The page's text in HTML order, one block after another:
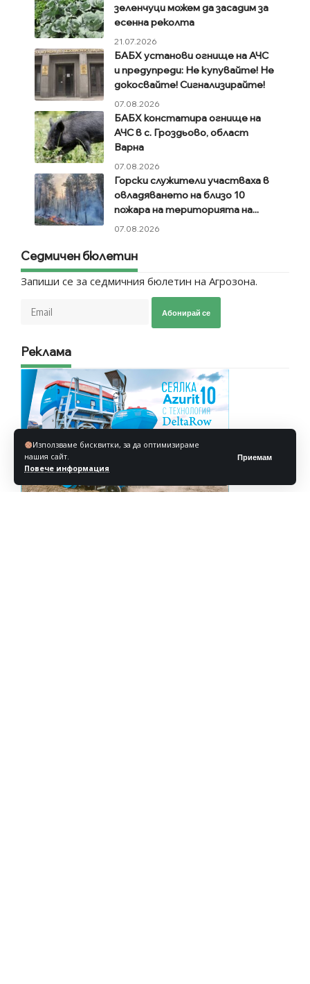
Използваме бисквитки, за да оптимизираме
нашия сайт.
Повече информация
Приемам
зеленчуци можем да засадим за
есенна реколта
21.07.2026
БАБХ установи огнище на АЧС
и предупреди: Не купувайте! Не
докосвайте! Сигнализирайте!
07.08.2026
БАБХ констатира огнище на
АЧС в с. Гроздьово, област
Варна
07.08.2026
Горски служители участваха в
овладяването на близо 10
пожара на територията на...
07.08.2026
Седмичен бюлетин
Запиши се за седмичния бюлетин на Агрозона.
Абонирай се
Реклама